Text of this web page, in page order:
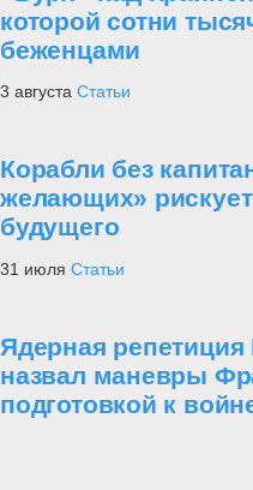
которой сотни
беженцами
3 августа Статьи
Корабли без
желающих» рискует
будущего
31 июля Статьи
Ядерная
назвал маневры
подготовкой к